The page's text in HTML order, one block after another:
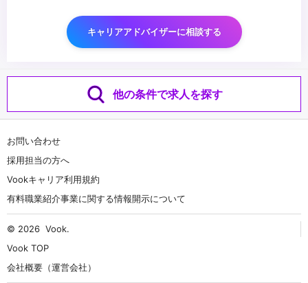
キャリアアドバイザーに相談する
他の条件で求人を探す
お問い合わせ
採用担当の方へ
Vookキャリア利用規約
有料職業紹介事業に関する情報開示について
© 2026 Vook.
Vook TOP
会社概要（運営会社）